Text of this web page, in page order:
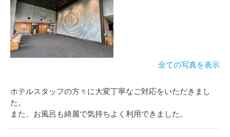
全ての写真を表示
ホテルスタッフの方々に大変丁寧なご対応をいただきまし
た。
また、お風呂も綺麗で気持ちよく利用できました。